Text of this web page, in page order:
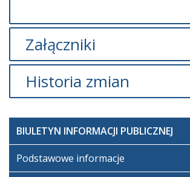
Załączniki
Brak załączników.
Historia zmian
Artykuł
został
utworzony.
niedziela,
29 maj 2022
14:47
Super
BIULETYN INFORMACJI PUBLICZNEJ
Podstawowe informacje